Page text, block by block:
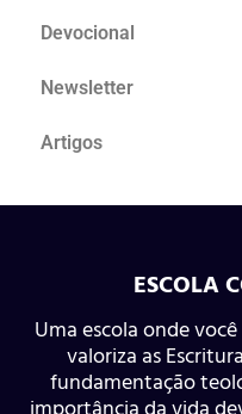
Devocional
Newsletter
Artigos
ESCOLA
Uma escola onde
valoriza as
fundamentação